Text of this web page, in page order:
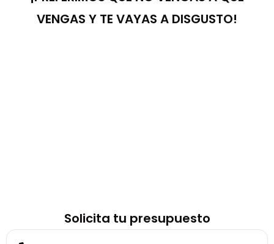
VENGAS Y TE VAYAS A DISGUSTO!
Solicita tu presupuesto